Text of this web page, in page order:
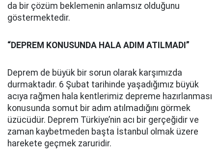
da bir çözüm beklemenin anlamsız olduğunu
göstermektedir.
“DEPREM KONUSUNDA HALA ADIM ATILMADI”
Deprem de büyük bir sorun olarak karşımızda
durmaktadır. 6 Şubat tarihinde yaşadığımız büyük
acıya rağmen hala kentlerimiz depreme hazırlanması
konusunda somut bir adım atılmadığını görmek
üzücüdür. Deprem Türkiye’nin acı bir gerçeğidir ve
zaman kaybetmeden başta İstanbul olmak üzere
harekete geçmek zaruridir.